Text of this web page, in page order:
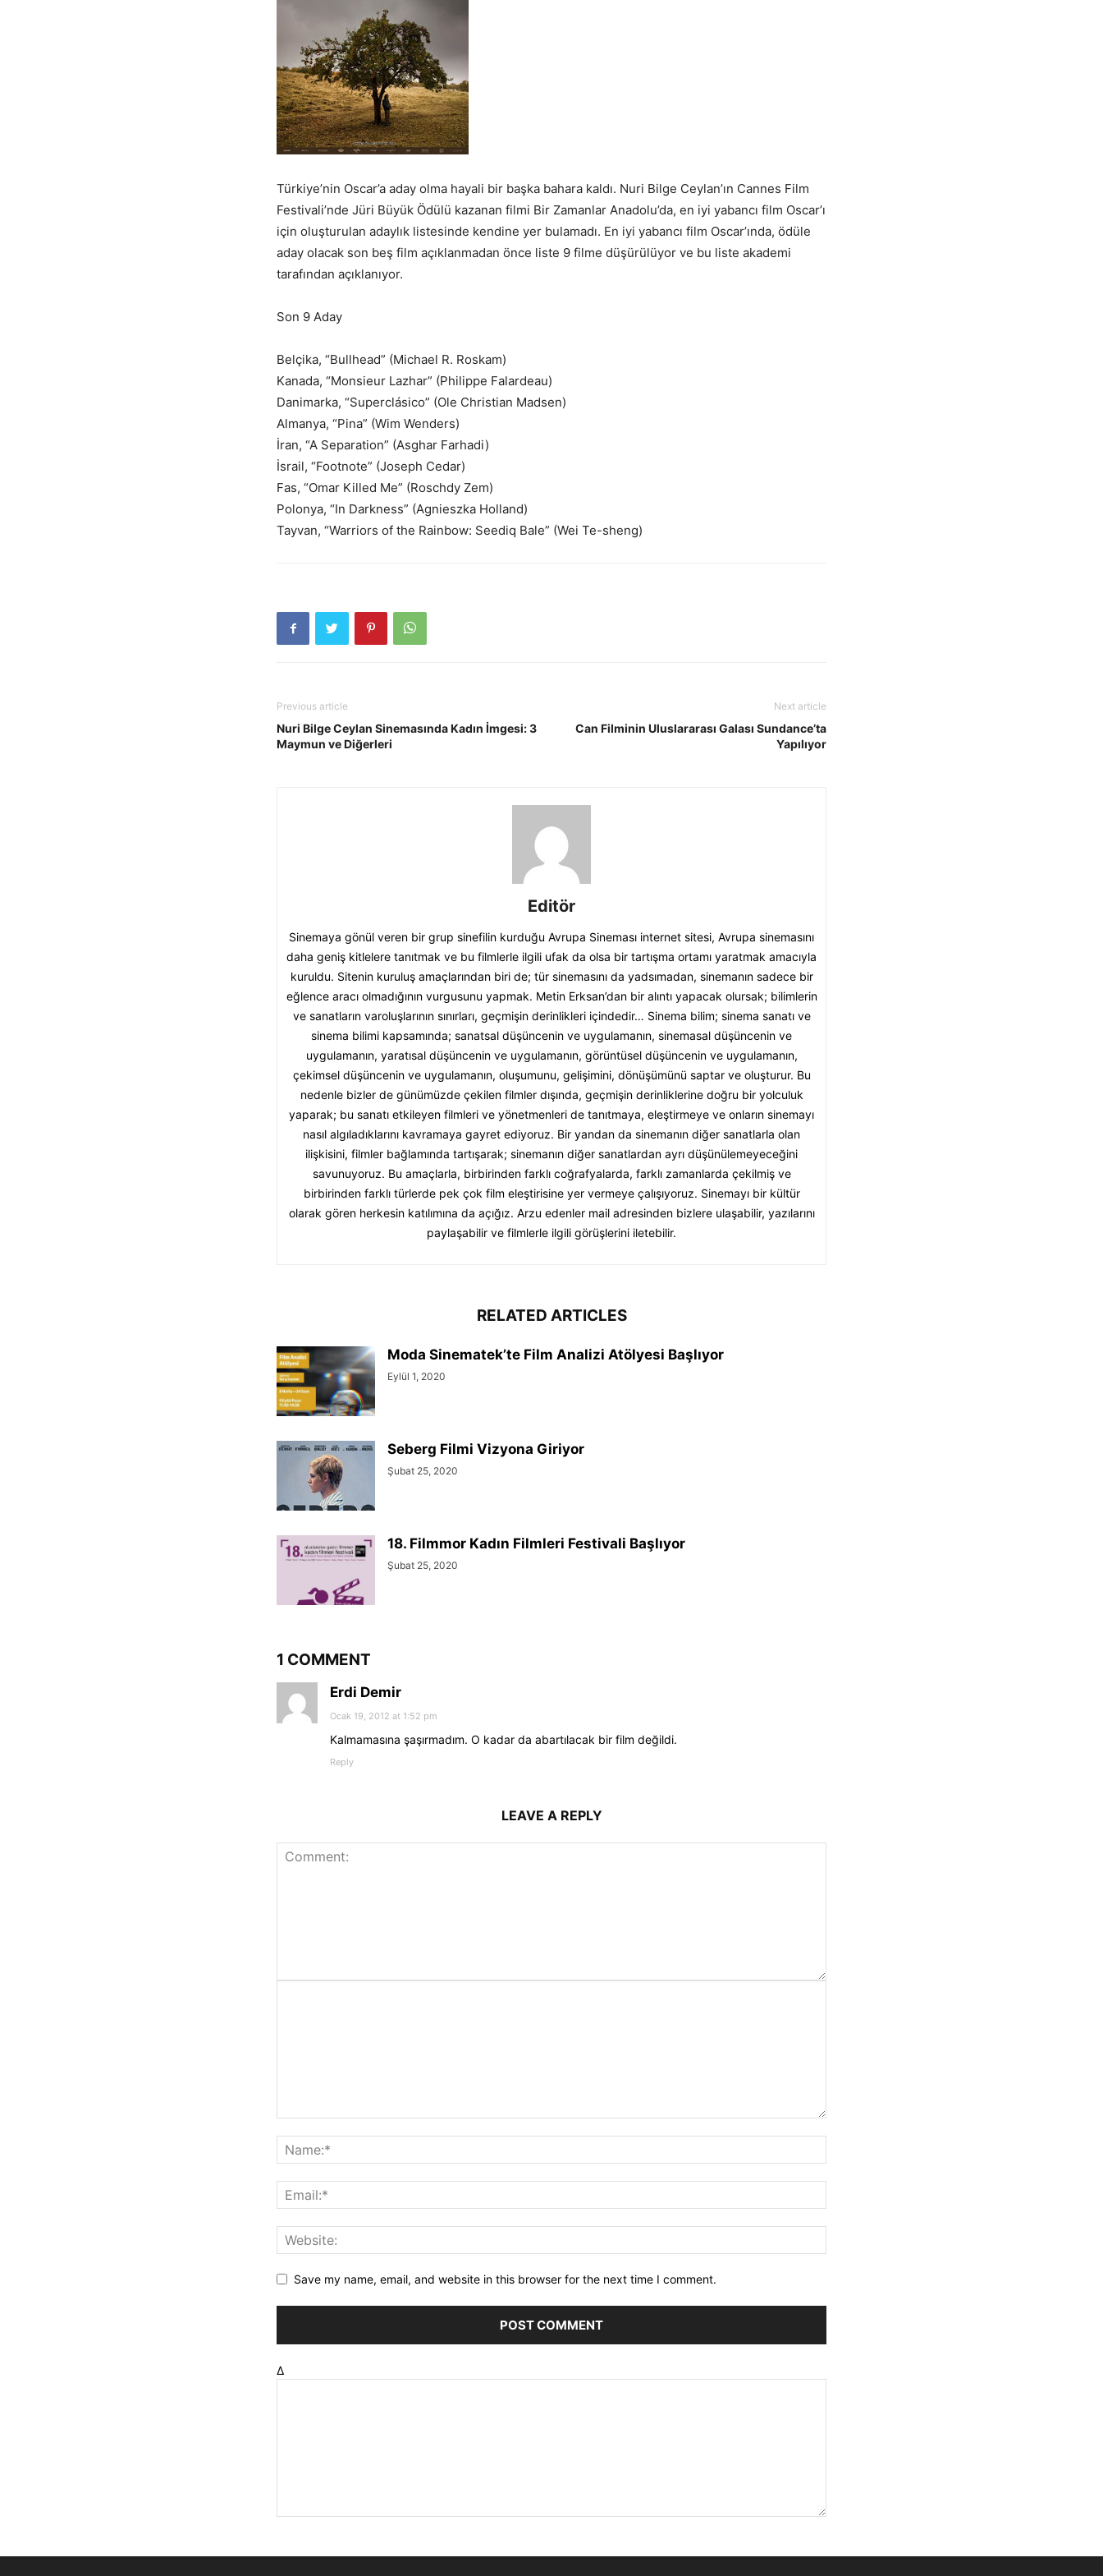
Türkiye’nin Oscar’a aday olma hayali bir başka bahara kaldı. Nuri Bilge Ceylan’ın Cannes Film
Festivali’nde Jüri Büyük Ödülü kazanan filmi Bir Zamanlar Anadolu’da, en iyi yabancı film Oscar’ı
için oluşturulan adaylık listesinde kendine yer bulamadı. En iyi yabancı film Oscar’ında, ödüle
aday olacak son beş film açıklanmadan önce liste 9 filme düşürülüyor ve bu liste akademi
tarafından açıklanıyor.
Son 9 Aday
Belçika, “Bullhead” (Michael R. Roskam)
Kanada, “Monsieur Lazhar” (Philippe Falardeau)
Danimarka, “Superclásico” (Ole Christian Madsen)
Almanya, “Pina” (Wim Wenders)
İran, “A Separation” (Asghar Farhadi)
İsrail, “Footnote” (Joseph Cedar)
Fas, “Omar Killed Me” (Roschdy Zem)
Polonya, “In Darkness” (Agnieszka Holland)
Tayvan, “Warriors of the Rainbow: Seediq Bale” (Wei Te-sheng)
Previous article
Nuri Bilge Ceylan Sinemasında Kadın İmgesi: 3
Maymun ve Diğerleri
Next article
Can Filminin Uluslararası Galası Sundance’ta
Yapılıyor
Editör
Sinemaya gönül veren bir grup sinefilin kurduğu Avrupa Sineması internet sitesi, Avrupa sinemasını
daha geniş kitlelere tanıtmak ve bu filmlerle ilgili ufak da olsa bir tartışma ortamı yaratmak amacıyla
kuruldu. Sitenin kuruluş amaçlarından biri de; tür sinemasını da yadsımadan, sinemanın sadece bir
eğlence aracı olmadığının vurgusunu yapmak. Metin Erksan’dan bir alıntı yapacak olursak; bilimlerin
ve sanatların varoluşlarının sınırları, geçmişin derinlikleri içindedir… Sinema bilim; sinema sanatı ve
sinema bilimi kapsamında; sanatsal düşüncenin ve uygulamanın, sinemasal düşüncenin ve
uygulamanın, yaratısal düşüncenin ve uygulamanın, görüntüsel düşüncenin ve uygulamanın,
çekimsel düşüncenin ve uygulamanın, oluşumunu, gelişimini, dönüşümünü saptar ve oluşturur. Bu
nedenle bizler de günümüzde çekilen filmler dışında, geçmişin derinliklerine doğru bir yolculuk
yaparak; bu sanatı etkileyen filmleri ve yönetmenleri de tanıtmaya, eleştirmeye ve onların sinemayı
nasıl algıladıklarını kavramaya gayret ediyoruz. Bir yandan da sinemanın diğer sanatlarla olan
ilişkisini, filmler bağlamında tartışarak; sinemanın diğer sanatlardan ayrı düşünülemeyeceğini
savunuyoruz. Bu amaçlarla, birbirinden farklı coğrafyalarda, farklı zamanlarda çekilmiş ve
birbirinden farklı türlerde pek çok film eleştirisine yer vermeye çalışıyoruz. Sinemayı bir kültür
olarak gören herkesin katılımına da açığız. Arzu edenler mail adresinden bizlere ulaşabilir, yazılarını
paylaşabilir ve filmlerle ilgili görüşlerini iletebilir.
RELATED ARTICLES
Moda Sinematek’te Film Analizi Atölyesi Başlıyor
Eylül 1, 2020
Seberg Filmi Vizyona Giriyor
Şubat 25, 2020
18. Filmmor Kadın Filmleri Festivali Başlıyor
Şubat 25, 2020
1 COMMENT
Erdi Demir
Ocak 19, 2012 at 1:52 pm
Kalmamasına şaşırmadım. O kadar da abartılacak bir film değildi.
Reply
LEAVE A REPLY
Save my name, email, and website in this browser for the next time I comment.
Δ